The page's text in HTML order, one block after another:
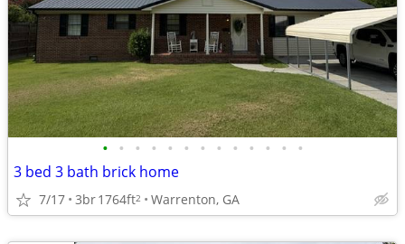
• • • • • • • • • • • • •
3 bed 3 bath brick home
7/17 3br1764ft2 Warrenton, GA